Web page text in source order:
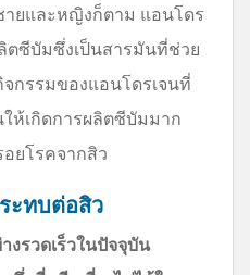
ายและหญิงก็ตาม แอนโดร
ตซีบัมซึ่งเป็นสารมันที่ช่วย
กรรมของแอนโดรเจนที่
ห้เกิดการผลิตซีบัมมาก
ยโรคจากสิว
ะทบต่อสิว
งรวดเร็วในปัจจุบัน